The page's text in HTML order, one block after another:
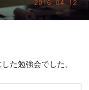
た勉強会でした。